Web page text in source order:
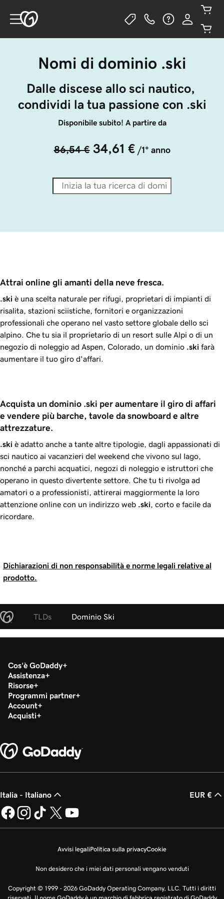
Nomi di dominio .ski
Dalle discese allo sci nautico,
condividi la tua passione con .ski
Disponibile subito! A partire da
86,54 € 34,61 € /1° anno
Attrai online gli amanti della neve fresca.
.ski è una scelta naturale per rifugi, proprietari di impianti di
risalita, stazioni sciistiche, fornitori e organizzazioni
professionali che operano nel vasto settore globale dello sci
alpino. Che tu sia il proprietario di un resort sulle Alpi o di un
negozio di noleggio ad Aspen, Colorado, un dominio .ski farà
aumentare il tuo giro d'affari.
Acquista un dominio .ski per aumentare il giro di affari
e vendere più barche, tavole da snowboard e altre
attrezzature.
.ski è adatto anche a tante altre tipologie, dagli appassionati di
sci nautico ai vacanzieri del weekend che vivono sul lago,
nonché a parchi acquatici, negozi di noleggio e istruttori che
operano in questo divertente settore. Che tu ti rivolga ad
amatori o a professionisti, attirerai maggiormente la loro
attenzione online con un indirizzo web .ski , corto e facile da
ricordare.
Dichiarazioni di non responsabilità e norme legali relative al
prodotto.
TLDs Dominio Ski
Cos'è GoDaddy
Assistenza
Risorse
Programmi partner
Account
Acquisti
Italia - Italiano EUR €
Avvisi legaliPolitica sulla privacyCookie
Non desidero che i miei dati personali vengano venduti
Copyright © 1999 - 2026 GoDaddy Operating Company, LLC. Tutti i diritti